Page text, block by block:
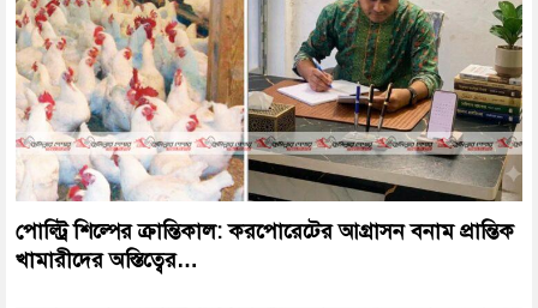
পোল্ট্রি শিল্পের ক্রান্তিকাল: করপোরেটের আগ্রাসন বনাম প্রান্তিক
খামারীদের অস্তিত্বের…